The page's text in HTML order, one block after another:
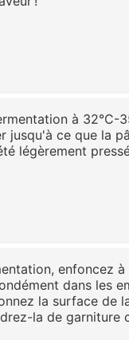
à 32°C-
jusqu'à ce que la
légèrement
enfoncez
dans les
la surface
la de garniture